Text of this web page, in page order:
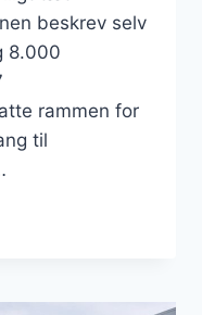
beskrev selv
8.000
rammen for
til